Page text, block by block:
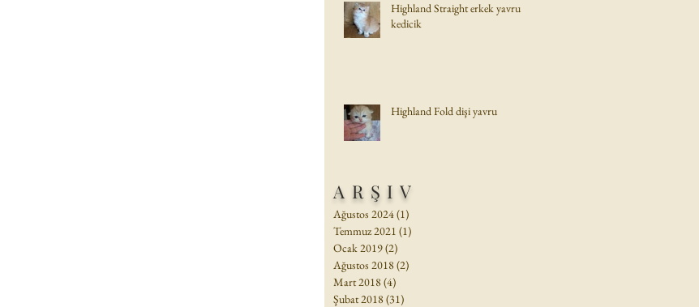
Highland Straight erkek yavru
kedicik
Highland Fold dişi yavru
ARŞIV
Ağustos 2024(1)
Temmuz 2021 (1)
Ocak 2019(2)
Ağustos 2018 (2)
Mart 2018 (4)
Şubat 2018 (31)